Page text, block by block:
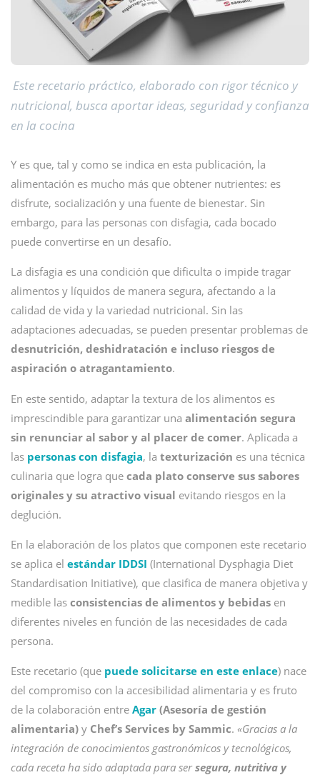
Este recetario práctico, elaborado con rigor técnico y
nutricional, busca aportar ideas, seguridad y confianza
en la cocina
Y es que, tal y como se indica en esta publicación, la
alimentación es mucho más que obtener nutrientes: es
disfrute, socialización y una fuente de bienestar. Sin
embargo, para las personas con disfagia, cada bocado
puede convertirse en un desafío.
La disfagia es una condición que dificulta o impide tragar
alimentos y líquidos de manera segura, afectando a la
calidad de vida y la variedad nutricional. Sin las
adaptaciones adecuadas, se pueden presentar problemas de
desnutrición, deshidratación e incluso riesgos de
aspiración o atragantamiento.
En este sentido, adaptar la textura de los alimentos es
imprescindible para garantizar una alimentación segura
sin renunciar al sabor y al placer de comer. Aplicada a
las personas con disfagia, la texturización es una técnica
culinaria que logra que cada plato conserve sus sabores
originales y su atractivo visual evitando riesgos en la
deglución.
En la elaboración de los platos que componen este recetario
se aplica el estándar IDDSI (International Dysphagia Diet
Standardisation Initiative), que clasifica de manera objetiva y
medible las consistencias de alimentos y bebidas en
diferentes niveles en función de las necesidades de cada
persona.
Este recetario (que puede solicitarse en este enlace) nace
del compromiso con la accesibilidad alimentaria y es fruto
de la colaboración entre Agar (Asesoría de gestión
alimentaria) y Chef’s Services by Sammic. «Gracias a la
integración de conocimientos gastronómicos y tecnológicos,
cada receta ha sido adaptada para sersegura, nutritiva y